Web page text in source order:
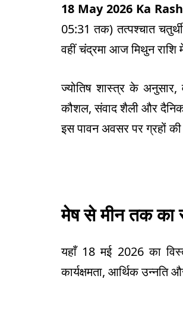
18 May 2026 Ka
05:31 तक) तत्पश्चात
वहीं चंद्रमा आज मिथुन राशि
ज्योतिष शास्त्र के
कौशल, संवाद शैली और दैनिक
इस पावन अवसर पर ग्रहों
मेष से मीन तक का
यहाँ 18 मई 2026 का
कार्यक्षमता, आर्थिक उन्नति